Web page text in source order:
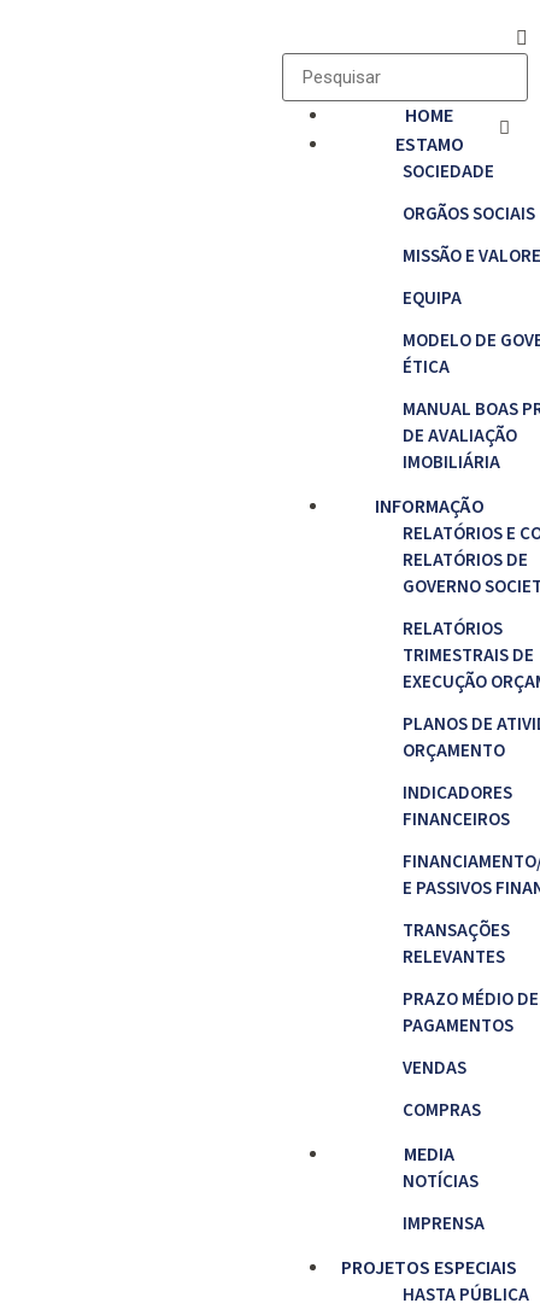
HOME
ESTAMO
SOCIEDADE
ORGÃOS SOCIAIS
MISSÃO E
EQUIPA
MODELO DE
ÉTICA
MANUAL BOAS
DE AVALIAÇÃO
IMOBILIÁRIA
INFORMAÇÃO
RELATÓRIOS E
RELATÓRIOS DE
GOVERNO
RELATÓRIOS
TRIMESTRAIS DE
EXECUÇÃO
PLANOS DE
ORÇAMENTO
INDICADORES
FINANCEIROS
E PASSIVOS
TRANSAÇÕES
RELEVANTES
PRAZO MÉDIO DE
PAGAMENTOS
VENDAS
COMPRAS
MEDIA
NOTÍCIAS
IMPRENSA
PROJETOS ESPECIAIS
HASTA PÚBLICA